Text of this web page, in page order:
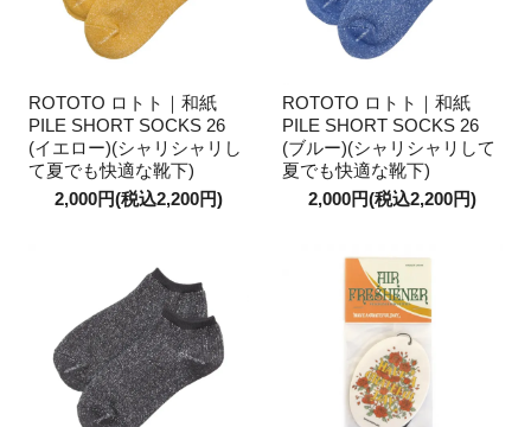
ROTOTO ロトト｜和紙
PILE SHORT SOCKS 26
(イエロー)(シャリシャリし
て夏でも快適な靴下)
2,000円(税込2,200円)
ROTOTO ロトト｜和紙
PILE SHORT SOCKS 26
(ブルー)(シャリシャリして
夏でも快適な靴下)
2,000円(税込2,200円)